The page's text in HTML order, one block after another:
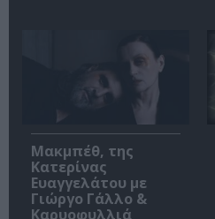
Μακμπέθ, της
Κατερίνας
Ευαγγελάτου με
Γιώργο Γάλλο &
Καρυοφυλλιά